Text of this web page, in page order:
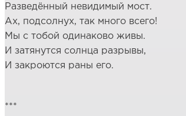
Разведённый невидимый мост.
Ах, подсолнух, так много всего!
Мы с тобой одинаково живы.
И затянутся солнца разрывы,
И закроются раны его.
***